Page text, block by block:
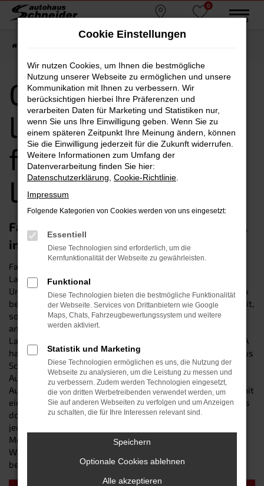
Zum
0
MENÜ
CUPRA kaufen,
leasen,
finanzieren in
Landshut
Fahren auf Top-Niveau mit einem CUPRA
in Landshut
Fahrzeuge von CUPRA gehören in Sachen Qualität seit
Langem zur Top-Liga – und sind auch für Landshut und
Umgebung die perfekte Wahl. Die Autos der Traditionsfirma
bestechen nicht nur durch Langlebigkeit und Zuverlässigkeit,
sondern ebenso durch technische Innovation und ihr
ansprechendes Design. Egal, ob Sie im Stadtverkehr, auf der
Landstraßen oder aber im Gelände unterwegs sind – CUPRA
hat für jeden Zweck das passende Modell. Wir vom Autohaus
Schneider sind Ihr lokaler Vertrauenshändler für sämtliche
Autos des Top-Herstellers – und bieten Ihnen eine breite
Auswahl vom Kleinfahrzeug bis hin zum SUV. Wie wäre es mit
einem hochmodern ausgestatteten Neuwagen? Oder soll es
doch lieber ein solider „Gebrauchter“ sein? Bei uns findet
jeder [MARKE}-Liebhaber das perfekte Auto für seine
Mobilitätsbedürfnisse. Ganz zu schweigen von unserem
Werkstattservice, bei dem Sie auch nach dem Kauf in den
besten Händen sind.
Cookie Einstellungen
Wir nutzen Cookies, um Ihnen die bestmögliche
Nutzung unserer Webseite zu ermöglichen und unsere
Kommunikation mit Ihnen zu verbessern. Wir
berücksichtigen hierbei Ihre Präferenzen und
verarbeiten Daten für Marketing und Statistiken nur,
wenn Sie uns Ihre Einwilligung geben. Wenn Sie zu
einem späteren Zeitpunkt Ihre Meinung ändern, können
Sie die Einwilligung jederzeit für die Zukunft widerrufen.
Weitere Informationen zum Umfang der
Datenverarbeitung finden Sie hier:
Datenschutzerklärung Cookie-Richtlinie
Impressum
Folgende Kategorien von Cookies werden von uns eingesetzt:
Essentiell
Diese Technologien sind erforderlich, um die
Kernfunktionalität der Webseite zu gewährleisten.
Funktional
Diese Technologien bieten die bestmögliche Funktionalität
der Webseite. Services von Drittanbietern wie Google
Maps, Chats, Fahrzeugbewertungssystem und weitere
werden aktiviert.
Statistik und Marketing
Diese Technologien ermöglichen es uns, die Nutzung der
Webseite zu analysieren, um die Leistung zu messen und
zu verbessern. Zudem werden Technologien eingesetzt,
die von dritten Werbetreibenden verwendet werden, um
Sie auf anderen Webseiten zu verfolgen und um Anzeigen
zu schalten, die für Ihre Interessen relevant sind.
Speichern
Optionale Cookies ablehnen
Alle akzeptieren